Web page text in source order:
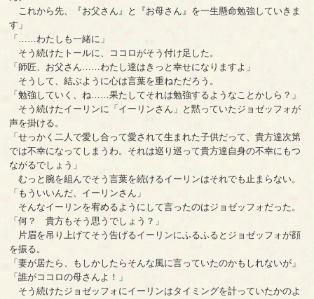
これから先、『お父さん』と『お母さん』を一生懸命勉強していきま
す」
「……わたしも一緒に」
そう続けたトールに、ココロがそう付け足した。
「師匠、お父さん……わたし達はきっと幸せになりますよ」
そうして、結ぶように心は言葉を重ねただろう。
「勉強していく、ね……果たしてそれは勉強するようなことかしら？」
そう続けたイーリンに「イーリンさん」と黙っていたジョゼッフォが
声を掛ける。
「せっかく二人で愛し合って愛されて生まれた子供だって、貴方達次第
では不幸になってしまうわ。それは巡り巡って貴方達自身の不幸にもつ
ながるでしょう」
むっと腕を組んでそう言葉を続けるイーリンはそれでも止まらない。
「もういいんだ、イーリンさん」
そんなイーリンを宥めるようにして言ったのはジョゼッフォだった。
「何？ 貴方もそう思うでしょう？」
片眉を吊り上げてそう告げるイーリンにふるふるとジョゼッフォが顔
を振る。
「妻が居たら、もしかしたらそんな風に言っていたのかもしれないが」
「誰がココロの母さんよ！」
そう続けたジョゼッフォにイーリンはタイミングを計っていたかのよ